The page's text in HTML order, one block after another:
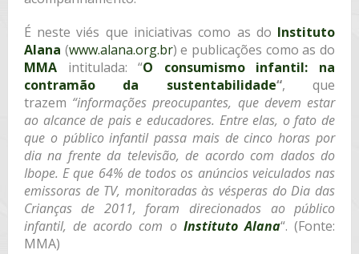
É neste viés que iniciativas como as do Instituto
Alana (www.alana.org.br) e publicações como as do
MMA
intitulada: “O consumismo infantil: na
contramão da sustentabilidade“, que
trazem “informações preocupantes, que devem estar
ao alcance de pais e educadores. Entre elas, o fato de
que o público infantil passa mais de cinco horas por
dia na frente da televisão, de acordo com dados do
Ibope. E que 64% de todos os anúncios veiculados nas
emissoras de TV, monitoradas às vésperas do Dia das
Crianças de 2011, foram direcionados ao público
infantil, de acordo com o Instituto Alana“. (Fonte:
MMA)